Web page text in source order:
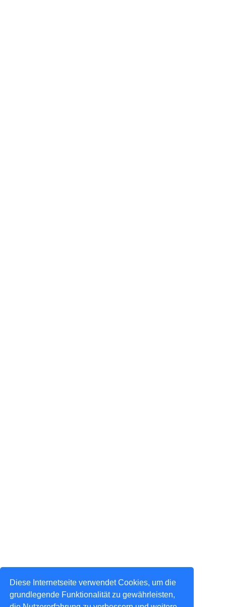
Diese Internetseite verwendet Cookies, um die
grundlegende Funktionalität zu gewährleisten,